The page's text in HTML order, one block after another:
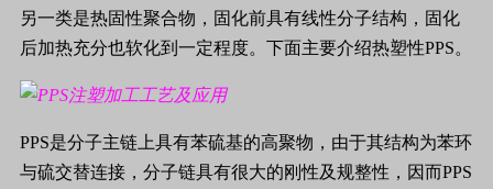
另一类是热固性聚合物，固化前具有线性分子结构，固化
后加热充分也软化到一定程度。下面主要介绍热塑性PPS。
PPS是分子主链上具有苯硫基的高聚物，由于其结构为苯环
与硫交替连接，分子链具有很大的刚性及规整性，因而PPS